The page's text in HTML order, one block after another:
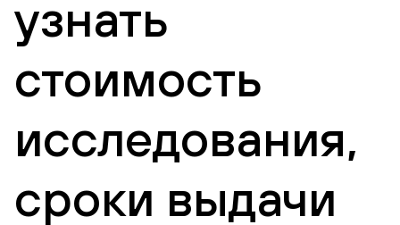
узнать
стоимость
исследования,
сроки выдачи